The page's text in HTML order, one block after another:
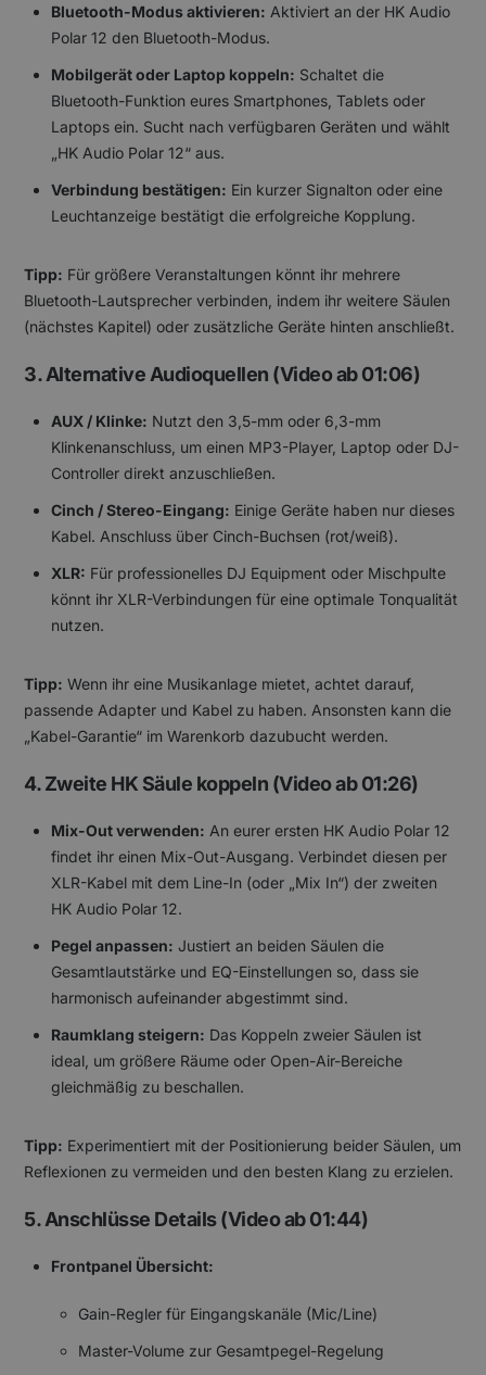
Bluetooth-Modus aktivieren: Aktiviert an der HK Audio
Polar 12 den Bluetooth-Modus.
Mobilgerät oder Laptop koppeln: Schaltet die
Bluetooth-Funktion eures Smartphones, Tablets oder
Laptops ein. Sucht nach verfügbaren Geräten und wählt
„HK Audio Polar 12“ aus.
Verbindung bestätigen: Ein kurzer Signalton oder eine
Leuchtanzeige bestätigt die erfolgreiche Kopplung.
Tipp: Für größere Veranstaltungen könnt ihr mehrere
Bluetooth-Lautsprecher verbinden, indem ihr weitere Säulen
(nächstes Kapitel) oder zusätzliche Geräte hinten anschließt.
3. Alternative Audioquellen (Video ab 01:06)
AUX / Klinke: Nutzt den 3,5-mm oder 6,3-mm
Klinkenanschluss, um einen MP3-Player, Laptop oder DJ-
Controller direkt anzuschließen.
Cinch / Stereo-Eingang: Einige Geräte haben nur dieses
Kabel. Anschluss über Cinch-Buchsen (rot/weiß).
XLR: Für professionelles DJ Equipment oder Mischpulte
könnt ihr XLR-Verbindungen für eine optimale Tonqualität
nutzen.
Tipp: Wenn ihr eine Musikanlage mietet, achtet darauf,
passende Adapter und Kabel zu haben. Ansonsten kann die
„Kabel-Garantie“ im Warenkorb dazubucht werden.
4. Zweite HK Säule koppeln (Video ab 01:26)
Mix-Out verwenden: An eurer ersten HK Audio Polar 12
findet ihr einen Mix-Out-Ausgang. Verbindet diesen per
XLR-Kabel mit dem Line-In (oder „Mix In“) der zweiten
HK Audio Polar 12.
Pegel anpassen: Justiert an beiden Säulen die
Gesamtlautstärke und EQ-Einstellungen so, dass sie
harmonisch aufeinander abgestimmt sind.
Raumklang steigern: Das Koppeln zweier Säulen ist
ideal, um größere Räume oder Open-Air-Bereiche
gleichmäßig zu beschallen.
Tipp: Experimentiert mit der Positionierung beider Säulen, um
Reflexionen zu vermeiden und den besten Klang zu erzielen.
5. Anschlüsse Details (Video ab 01:44)
Frontpanel Übersicht:
Gain-Regler für Eingangskanäle (Mic/Line)
Master-Volume zur Gesamtpegel-Regelung